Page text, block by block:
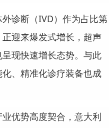
诊断（IVD）作为占比第
迎来爆发式增长，超声
现快速增长态势。与此
、精准化诊疗装备也成
优势高度契合，意大利